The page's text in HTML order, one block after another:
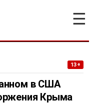
☰
13+
в США
Крыма